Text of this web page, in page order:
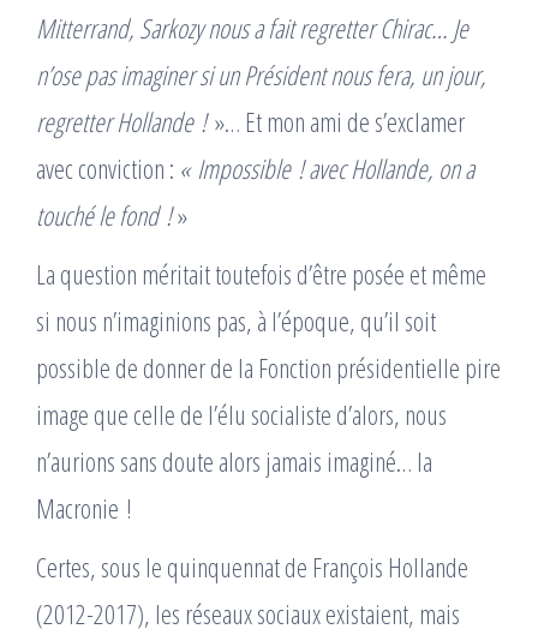
Mitterrand, Sarkozy nous a fait regretter Chirac… Je
n’ose pas imaginer si un Président nous fera, un jour,
regretter Hollande !»… Et mon ami de s’exclamer
avec conviction : « Impossible ! avec Hollande, on a
touché le fond !»
La question méritait toutefois d’être posée et même
si nous n’imaginions pas, à l’époque, qu’il soit
possible de donner de la Fonction présidentielle pire
image que celle de l’élu socialiste d’alors, nous
n’aurions sans doute alors jamais imaginé… la
Macronie !
Certes, sous le quinquennat de François Hollande
(2012-2017), les réseaux sociaux existaient, mais